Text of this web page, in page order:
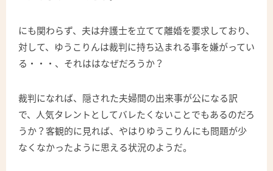
にも関わらず、夫は弁護士を立てて離婚を要求しており、
対して、ゆうこりんは裁判に持ち込まれる事を嫌がってい
る・・・、それははなぜだろうか？
裁判になれば、隠された夫婦間の出来事が公になる訳
で、人気タレントとしてバレたくないことでもあるのだろ
うか？客観的に見れば、やはりゆうこりんにも問題が少
なくなかったように思える状況のようだ。